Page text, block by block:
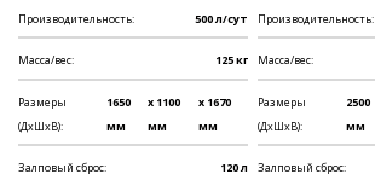
Производительность: 500 л/сут
Масса/вес: 125 кг
Размеры
(ДхШхВ):
1650
мм
x 1100
мм
x 1670
мм
Залповый сброс: 120 л
Производительность:
Масса/вес:
Размеры
(ДхШхВ):
2500
мм
Залповый сброс: